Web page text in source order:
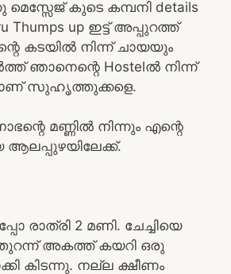
കുടെ കമ്പനി details
Thumps up ഇട്ട് അപ്പുറത്ത്
കടയിൽ നിന്ന് ചായയും
ഞാനെന്റെ Hostelൽ നിന്ന്
സുഹൃത്തുക്കളെ.
മണ്ണിൽ നിന്നും എന്റെ
ആലപ്പുഴയിലേക്ക്.
രാത്രി 2 മണി. ചേച്ചിയെ
തുറന്ന് അകത്ത് കയറി ഒരു
കിടന്നു. നല്ല ക്ഷീണം